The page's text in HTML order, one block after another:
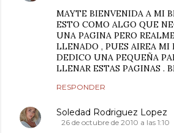
MAYTE BIENVENIDA A MI
ESTO COMO ALGO QUE
UNA PAGINA PERO
LLENADO , PUES AIREA MI
DEDICO UNA PEQUEÑA
LLENAR ESTAS PAGINAS .
RESPONDER
Soledad Rodriguez Lopez
26 de octubre de 2010 a las 1:10